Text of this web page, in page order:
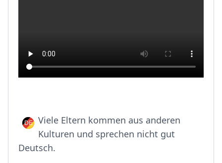
Viele Eltern kommen aus anderen
Kulturen und sprechen nicht gut
Deutsch.